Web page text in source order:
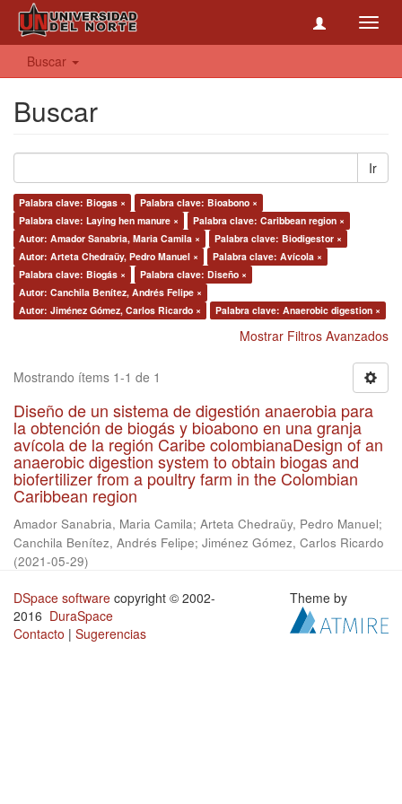
Buscar
Buscar
Ir
Palabra clave: Biogas ×
Palabra clave: Bioabono ×
Palabra clave: Laying hen manure ×
Palabra clave: Caribbean region ×
Autor: Amador Sanabria, Maria Camila ×
Palabra clave: Biodigestor ×
Autor: Arteta Chedraüy, Pedro Manuel ×
Palabra clave: Avícola ×
Palabra clave: Biogás ×
Palabra clave: Diseño ×
Autor: Canchila Benítez, Andrés Felipe ×
Autor: Jiménez Gómez, Carlos Ricardo ×
Palabra clave: Anaerobic digestion ×
Mostrar Filtros Avanzados
Mostrando ítems 1-1 de 1
Diseño de un sistema de digestión anaerobia para
la obtención de biogás y bioabono en una granja
avícola de la región Caribe colombianaDesign of an
anaerobic digestion system to obtain biogas and
biofertilizer from a poultry farm in the Colombian
Caribbean region
Amador Sanabria, Maria Camila; Arteta Chedraüy, Pedro Manuel;
Canchila Benítez, Andrés Felipe; Jiménez Gómez, Carlos Ricardo
(2021-05-29)
DSpace software copyright © 2002-
2016 DuraSpace
Contacto | Sugerencias
Theme by